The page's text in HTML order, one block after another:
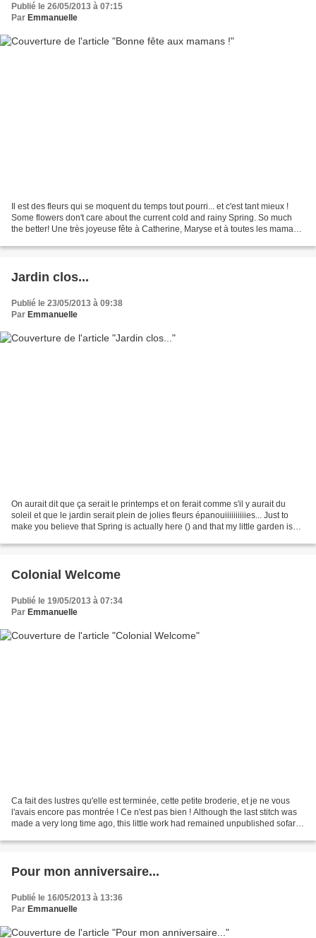
Publié le 26/05/2013 à 07:15
Par Emmanuelle
Il est des fleurs qui se moquent du temps tout pourri... et c'est tant mieux !
Some flowers don't care about the current cold and rainy Spring. So much
the better! Une très joyeuse fête à Catherine, Maryse et à toutes les mamans
Jardin clos...
Publié le 23/05/2013 à 09:38
Par Emmanuelle
On aurait dit que ça serait le printemps et on ferait comme s'il y aurait du
soleil et que le jardin serait plein de jolies fleurs épanouiiiiiiiiiies... Just to
make you believe that Spring is actually here () and that my little garden is
Colonial Welcome
Publié le 19/05/2013 à 07:34
Par Emmanuelle
Ca fait des lustres qu'elle est terminée, cette petite broderie, et je ne vous
l'avais encore pas montrée ! Ce n'est pas bien ! Although the last stitch was
made a very long time ago, this little work had remained unpublished sofar!!
Pour mon anniversaire...
Publié le 16/05/2013 à 13:36
Par Emmanuelle